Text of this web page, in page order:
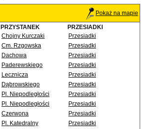
Pokaż na mapie
PRZYSTANEK
PRZESIADKI
Chojny Kurczaki
Przesiadki
Cm. Rzgowska
Przesiadki
Dachowa
Przesiadki
Paderewskiego
Przesiadki
Lecznicza
Przesiadki
Dąbrowskiego
Przesiadki
Pl. Niepodległości
Przesiadki
Pl. Niepodległości
Przesiadki
Czerwona
Przesiadki
Pl. Katedralny
Przesiadki